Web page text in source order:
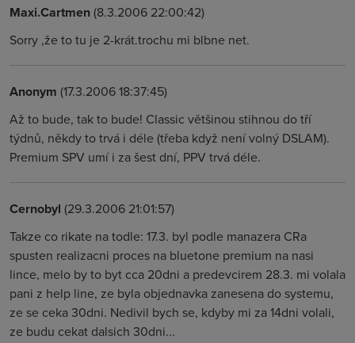
Maxi.Cartmen(8.3.2006 22:00:42)
Sorry ,že to tu je 2-krát.trochu mi blbne net.
Anonym (17.3.2006 18:37:45)
Až to bude, tak to bude! Classic většinou stihnou do tří
týdnů, někdy to trvá i déle (třeba když není volný DSLAM).
Premium SPV umí i za šest dní, PPV trvá déle.
Cernobyl (29.3.2006 21:01:57)
Takze co rikate na todle: 17.3. byl podle manazera CRa
spusten realizacni proces na bluetone premium na nasi
lince, melo by to byt cca 20dni a predevcirem 28.3. mi volala
pani z help line, ze byla objednavka zanesena do systemu,
ze se ceka 30dni. Nedivil bych se, kdyby mi za 14dni volali,
ze budu cekat dalsich 30dni...